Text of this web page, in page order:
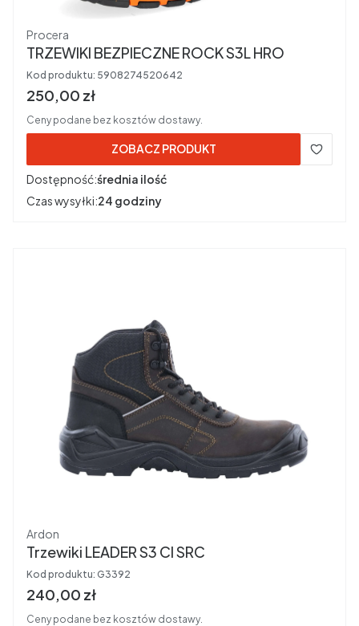
Producent
Procera
TRZEWIKI BEZPIECZNE ROCK S3L HRO
Kod produktu: 5908274520642
Cena brutto
250,00 zł
Ceny podane bez kosztów dostawy.
ZOBACZ PRODUKT
Dostępność:średnia ilość
Czas wysyłki:24 godziny
Producent
Ardon
Trzewiki LEADER S3 CI SRC
Kod produktu: G3392
Cena brutto
240,00 zł
Ceny podane bez kosztów dostawy.